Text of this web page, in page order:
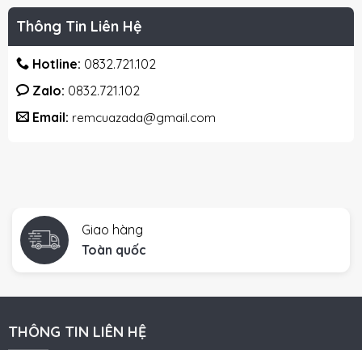
Thông Tin Liên Hệ
Hotline: 0832.721.102
Zalo: 0832.721.102
Email: remcuazada@gmail.com
Giao hàng
Toàn quốc
THÔNG TIN LIÊN HỆ